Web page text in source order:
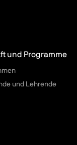
und Programme
und Lehrende